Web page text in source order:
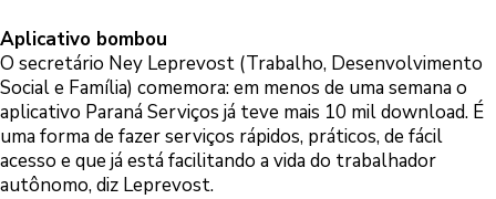
Aplicativo bombou
O secretário Ney Leprevost (Trabalho, Desenvolvimento
Social e Família) comemora: em menos de uma semana o
aplicativo Paraná Serviços já teve mais 10 mil download. É
uma forma de fazer serviços rápidos, práticos, de fácil
acesso e que já está facilitando a vida do trabalhador
autônomo, diz Leprevost.